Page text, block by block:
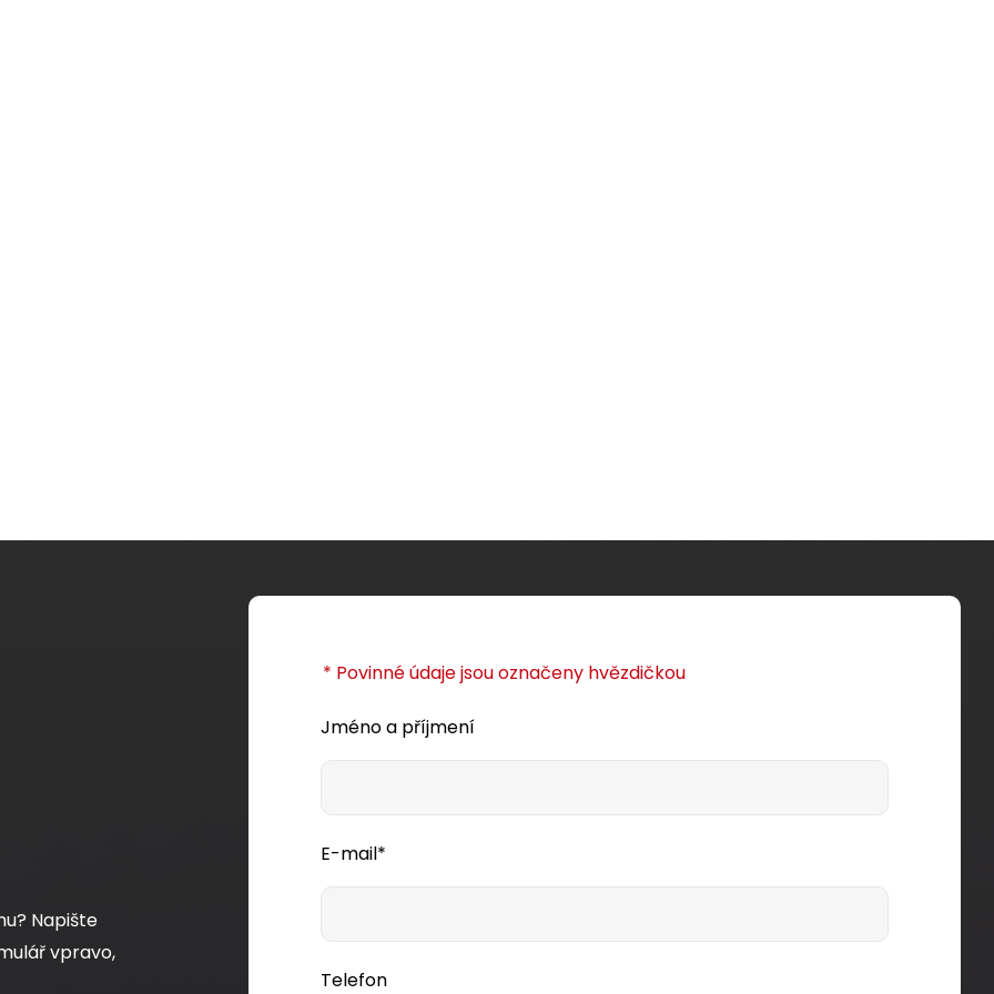
Napište
vpravo,
* Povinné údaje jsou označeny hvězdičkou
Jméno a příjmení
E-mail*
Telefon